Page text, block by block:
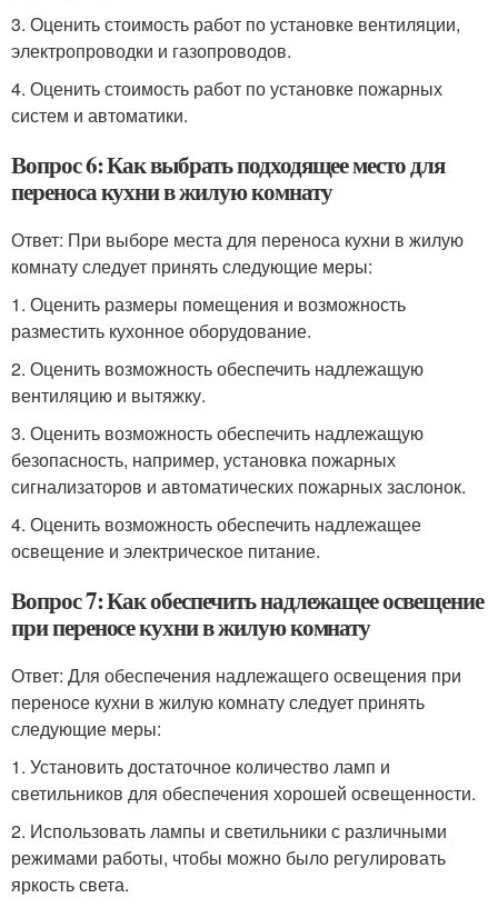
3. Оценить стоимость работ по установке вентиляции,
электропроводки и газопроводов.
4. Оценить стоимость работ по установке пожарных
систем и автоматики.
Вопрос 6: Как выбрать подходящее место для
переноса кухни в жилую комнату
Ответ: При выборе места для переноса кухни в жилую
комнату следует принять следующие меры:
1. Оценить размеры помещения и возможность
разместить кухонное оборудование.
2. Оценить возможность обеспечить надлежащую
вентиляцию и вытяжку.
3. Оценить возможность обеспечить надлежащую
безопасность, например, установка пожарных
сигнализаторов и автоматических пожарных заслонок.
4. Оценить возможность обеспечить надлежащее
освещение и электрическое питание.
Вопрос 7: Как обеспечить надлежащее освещение
при переносе кухни в жилую комнату
Ответ: Для обеспечения надлежащего освещения при
переносе кухни в жилую комнату следует принять
следующие меры:
1. Установить достаточное количество ламп и
светильников для обеспечения хорошей освещенности.
2. Использовать лампы и светильники с различными
режимами работы, чтобы можно было регулировать
яркость света.